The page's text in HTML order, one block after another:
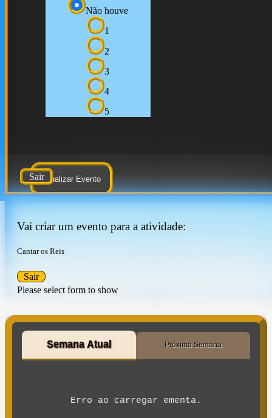
Não houve
1
2
3
4
5
Atualizar Evento
Sair
Vai criar um evento para a atividade:
Cantar os Reis
Please select form to show
Sair
Semana Atual Próxima Semana
Erro ao carregar ementa.